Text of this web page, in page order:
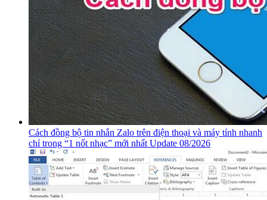
Cách đồng bộ tin nhắn Zalo trên điện thoại và máy tính nhanh
chỉ trong “1 nốt nhạc” mới nhất Update 08/2026